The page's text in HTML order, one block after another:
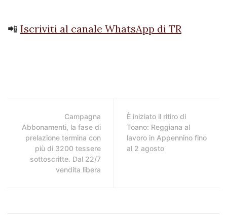
📲 Iscriviti al canale WhatsApp di TR
Campagna
Abbonamenti, la fase di
prelazione termina con
più di 3200 tessere
sottoscritte. Dal 22/7
vendita libera
È iniziato il ritiro di
Toano: Reggiana al
lavoro in Appennino fino
al 2 agosto